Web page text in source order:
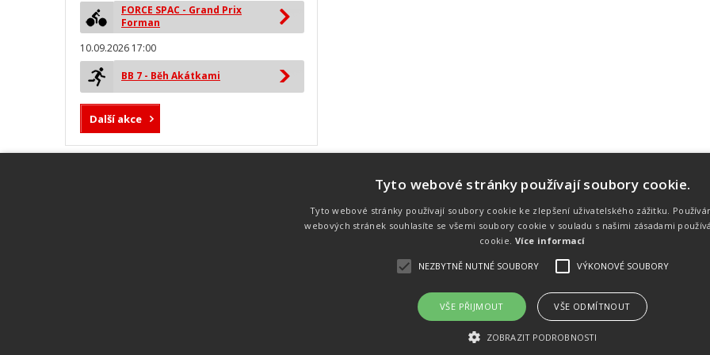
FORCE SPAC - Grand Prix
Forman
10.09.2026 17:00
BB 7 - Běh Akátkami
Další akce
technologie od společnosti MYLAPS. Tato
technologie je používána na olympijských
Náš tým
Náš tým je schopen na profesionální
úrovni zajistit pořádání sportovních
soutěží. Organizaci závodů, registraci na
místě, měření, zpracování a publikaci
. Publikování a šíření obsahu je bez písemného souhlasu
Úvod Kalendář akcí
Tyto webové stránky používají soubory cookie.
Tyto webové stránky používají soubory cookie ke zlepšení uživatelského zážitku.
webových stránek souhlasíte se všemi soubory cookie v souladu s našimi zásadami
cookie. Více informací
NEZBYTNĚ NUTNÉ SOUBORY VÝKONOVÉ SOUBORY
VŠE PŘIJMOUT VŠE ODMÍTNOUT
ZOBRAZIT PODROBNOSTI